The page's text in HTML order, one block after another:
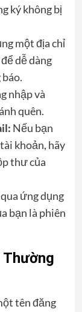
ký không bị
một địa chỉ
dễ dàng
nhập và
quên.
Nếu bạn
khoản, hãy
thư của
ứng dụng
bạn là phiên
Thường
tên đăng